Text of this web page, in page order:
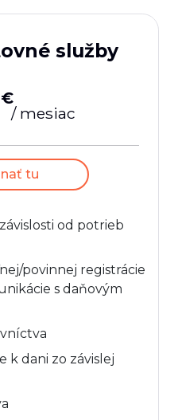
služby
€
/ mesiac
tu
od potrieb
povinnej registrácie
s daňovým
k dani zo závislej